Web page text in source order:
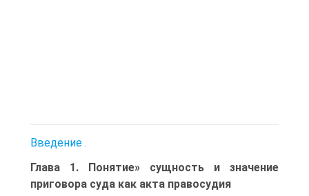
Введение .
Глава 1. Понятие» сущность и значение
приговора суда как акта правосудия